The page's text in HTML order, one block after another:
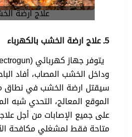
علاج ارضة
5ـ علاج ارضة الخشب بالكهرباء
وداخل الخشب المصاب، أفاد
سيقتل ارضة الخشب في نطاق
الموقع المعالج، التحدي شبه
على جميع الإصابات من أجل
متاحة فقط لمشغلي مكافحة